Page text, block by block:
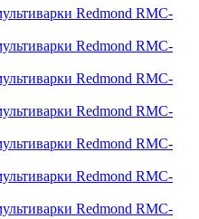
Redmond RMC-
Redmond RMC-
Redmond RMC-
Redmond RMC-
Redmond RMC-
Redmond RMC-
Redmond RMC-